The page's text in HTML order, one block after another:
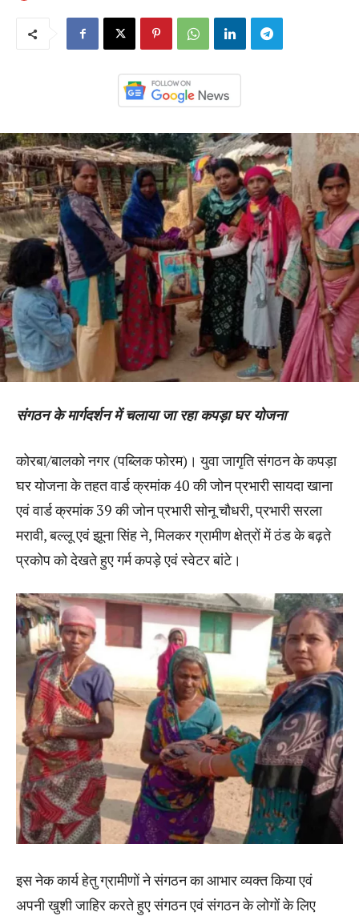
संगठन के मार्गदर्शन में चलाया जा रहा कपड़ा घर योजना
कोरबा/बालको नगर (पब्लिक फोरम)। युवा जागृति संगठन के कपड़ा
घर योजना के तहत वार्ड क्रमांक 40 की जोन प्रभारी सायदा खाना
एवं वार्ड क्रमांक 39 की जोन प्रभारी सोनू चौधरी, प्रभारी सरला
मरावी, बल्लू एवं झूना सिंह ने, मिलकर ग्रामीण क्षेत्रों में ठंड के बढ़ते
प्रकोप को देखते हुए गर्म कपड़े एवं स्वेटर बांटे।
इस नेक कार्य हेतु ग्रामीणों ने संगठन का आभार व्यक्त किया एवं
अपनी खुशी जाहिर करते हुए संगठन एवं संगठन के लोगों के लिए